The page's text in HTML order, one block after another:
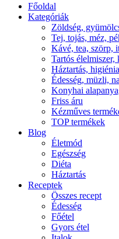
Főoldal
Kategóriák
Zöldség,
Tej, tojás, méz,
Kávé, tea, szörp,
Tartós élelmiszer,
Háztartás,
Édesség, müzli,
Konyhai
Friss áru
Kézműves
TOP termékek
Blog
Életmód
Egészség
Diéta
Háztartás
Receptek
Összes recept
Édesség
Főétel
Gyors étel